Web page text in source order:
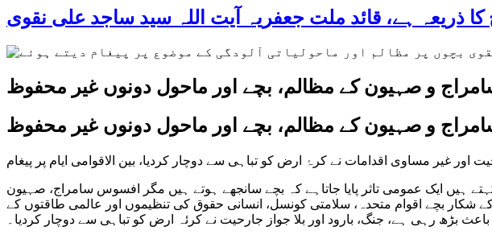
و صہیون کے مظالم، بچے اور ماحول دونوں غیر محفوظ
و صہیون کے مظالم، بچے اور ماحول دونوں غیر محفوظ
اور غیر مساوی اقدامات نے کرۂ ارض کو تباہی سے دوچار کردیا، بین الاقوامی ایام پر پیغام
ہیں ایک عمومی تاثر پایا جاتاہے کہ بچے سانجھے ہوتے ہیں مگر افسوس سامراج، صہیون
بچے اقوام متحدہ، سلامتی کونسل، انسانی حقوق کی تنظیموں اور عالمی طاقتوں کے
بڑھ رہی ہے، جنگ، بارود اور بلا جواز جارحیت نے کرئہ ارض کو تباہی سے دوچار کردیا۔